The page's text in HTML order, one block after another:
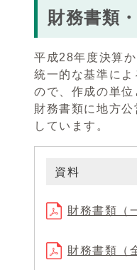
財務書類
平成28年度決算
統一的な基準に
ので、作成の単
財務書類に地方
しています。
資料
財務書類（
財務書類（